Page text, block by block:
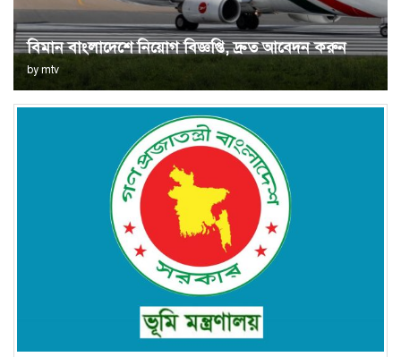
বিমান বাংলাদেশে নিয়োগ বিজ্ঞপ্তি, দ্রুত আবেদন করুন
by mtv